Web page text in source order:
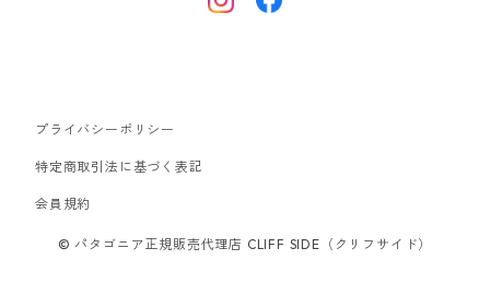
スウェットシャツ・フーディ
ボードショーツ
プライバシーポリシー
特定商取引法に基づく表記
会員規約
© パタゴニア正規販売代理店 CLIFF SIDE（クリフサイド）